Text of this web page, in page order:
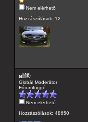
Nem elérhető
Hozzászólások: 12
alf®
Globál Moderátor
Fórumfüggő
Nem elérhető
Hozzászólások: 48650